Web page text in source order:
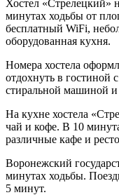
Хостел «Стрелецкий»
минутах ходьбы от
бесплатный WiFi,
оборудованная кухня.
Номера хостела
отдохнуть в гостиной
стиральной машиной
На кухне хостела
чай и кофе. В 10
различные кафе и
Воронежский
минутах ходьбы.
5 минут.